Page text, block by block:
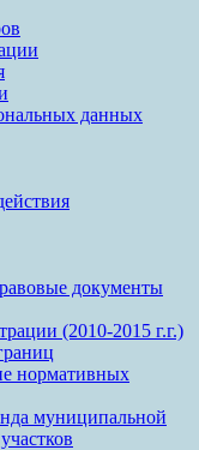
данных
документы
(2010-2015 г.г.)
нормативных
муниципальной